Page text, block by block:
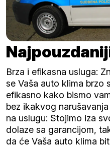
Brza i efikasna usluga:
se Vaša auto klima brzo
efikasno kako bismo
bez ikakvog
na uslugu: Stojimo iza
dolaze sa garancijom,
da će Vaša auto klima